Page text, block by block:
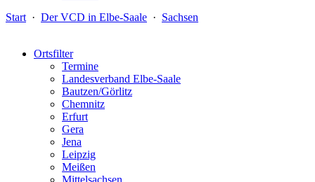
Start · Der VCD in Elbe-Saale · Sachsen
Ortsfilter
Termine
Landesverband Elbe-Saale
Bautzen/Görlitz
Chemnitz
Erfurt
Gera
Jena
Leipzig
Meißen
Mittelsachsen